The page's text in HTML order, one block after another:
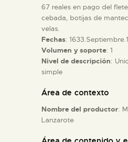
ESPAÑOL
67 reales en pago del
cebada, botijas de
velas.
Fechas:
Volumen y soporte: 1
Nivel de descripción:
simple
Área de contexto
Nombre del productor:
Lanzarote